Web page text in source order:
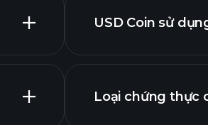
USD Coin sử
Loại chứng thực